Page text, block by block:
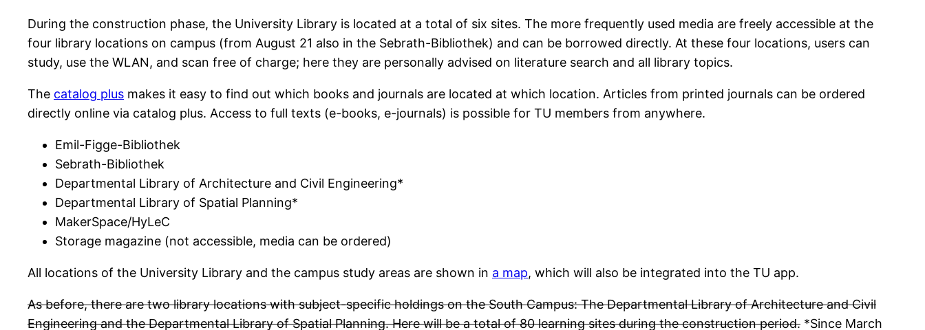
During the construction phase, the University Library is located at a total of six sites. The more frequently used media are freely accessible at the
four library locations on campus (from August 21 also in the Sebrath-Bibliothek) and can be borrowed directly. At these four locations, users can
study, use the WLAN, and scan free of charge; here they are personally advised on literature search and all library topics.
The catalog plus makes it easy to find out which books and journals are located at which location. Articles from printed journals can be ordered
directly online via catalog plus. Access to full texts (e-books, e-journals) is possible for TU members from anywhere.
Emil-Figge-Bibliothek
Sebrath-Bibliothek
Departmental Library of Architecture and Civil Engineering*
Departmental Library of Spatial Planning*
MakerSpace/HyLeC
Storage magazine (not accessible, media can be ordered)
All locations of the University Library and the campus study areas are shown in a map, which will also be integrated into the TU app.
As before, there are two library locations with subject-specific holdings on the South Campus: The Departmental Library of Architecture and Civil
Engineering and the Departmental Library of Spatial Planning. Here will be a total of 80 learning sites during the construction period. *Since March